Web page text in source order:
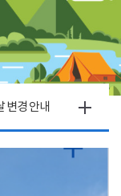
변경 안내